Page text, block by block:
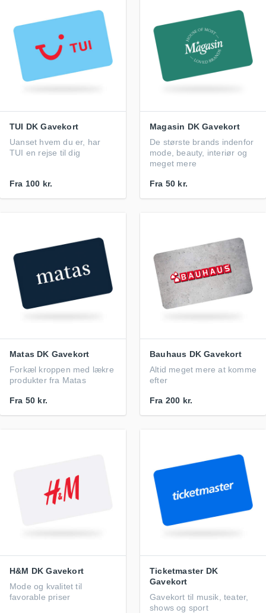
TUI DK Gavekort
Uanset hvem du er, har
TUI en rejse til dig
Fra 100 kr.
Magasin DK Gavekort
De største brands indenfor
mode, beauty, interiør og
meget mere
Fra 50 kr.
Matas DK Gavekort
Forkæl kroppen med lækre
produkter fra Matas
Fra 50 kr.
Bauhaus DK Gavekort
Altid meget mere at komme
efter
Fra 200 kr.
H&M DK Gavekort
Mode og kvalitet til
favorable priser
Ticketmaster DK
Gavekort
Gavekort til musik, teater,
shows og sport